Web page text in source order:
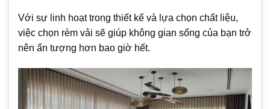
Với sự linh hoạt trong thiết kế và lựa chọn chất liệu,
việc chọn rèm vải sẽ giúp không gian sống của bạn trở
nên ấn tượng hơn bao giờ hết.